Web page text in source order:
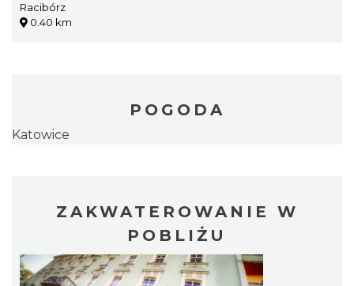
Racibórz
0.40 km
POGODA
Katowice
ZAKWATEROWANIE W
POBLIŻU